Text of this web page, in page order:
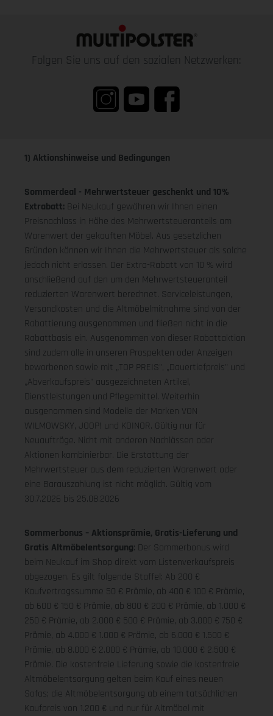
Folgen Sie uns auf den sozialen Netzwerken:
1) Aktionshinweise und Bedingungen
Sommerdeal - Mehrwertsteuer geschenkt und 10%
Extrabatt: Bei Neukauf gewähren wir Ihnen einen
Preisnachlass in Höhe des Mehrwertsteueranteils am
Warenwert der gekauften Möbel. Aus gesetzlichen
Gründen können wir Ihnen die Mehrwertsteuer als solche
jedoch nicht erlassen. Der Extra-Rabatt von 10 % wird
anschließend auf den um den Mehrwertsteueranteil
reduzierten Warenwert berechnet. Serviceleistungen,
Versandkosten und die Altmöbelmitnahme sind von der
Rabattierung ausgenommen und fließen nicht in die
Rabattbasis ein. Ausgenommen von dieser Rabattaktion
sind zudem alle in unseren Prospekten oder Anzeigen
beworbenen sowie mit „TOP PREIS", „Dauertiefpreis" und
„Abverkaufspreis" ausgezeichneten Artikel,
Dienstleistungen und Pflegemittel. Weiterhin
ausgenommen sind Modelle der Marken VON
WILMOWSKY, JOOP! und KOINOR. Gültig nur für
Neuaufträge. Nicht mit anderen Nachlässen oder
Aktionen kombinierbar. Die Erstattung der
Mehrwertsteuer aus dem reduzierten Warenwert oder
eine Barauszahlung ist nicht möglich. Gültig vom
30.7.2026 bis 25.08.2026
Sommerbonus – Aktionsprämie, Gratis-Lieferung und
Gratis Altmöbelentsorgung: Der Sommerbonus wird
beim Neukauf im Shop direkt vom Listenverkaufspreis
abgezogen. Es gilt folgende Staffel: Ab 200 €
Kaufvertragssumme 50 € Prämie, ab 400 € 100 € Prämie,
ab 600 € 150 € Prämie, ab 800 € 200 € Prämie, ab 1.000 €
250 € Prämie, ab 2.000 € 500 € Prämie, ab 3.000 € 750 €
Prämie, ab 4.000 € 1.000 € Prämie, ab 6.000 € 1.500 €
Prämie, ab 8.000 € 2.000 € Prämie, ab 10.000 € 2.500 €
Prämie. Die kostenfreie Lieferung sowie die kostenfreie
Altmöbelentsorgung gelten beim Kauf eines neuen
Sofas; die Altmöbelentsorgung ab einem tatsächlichen
Kaufpreis von 1.200 € und nur für Altmöbel mit